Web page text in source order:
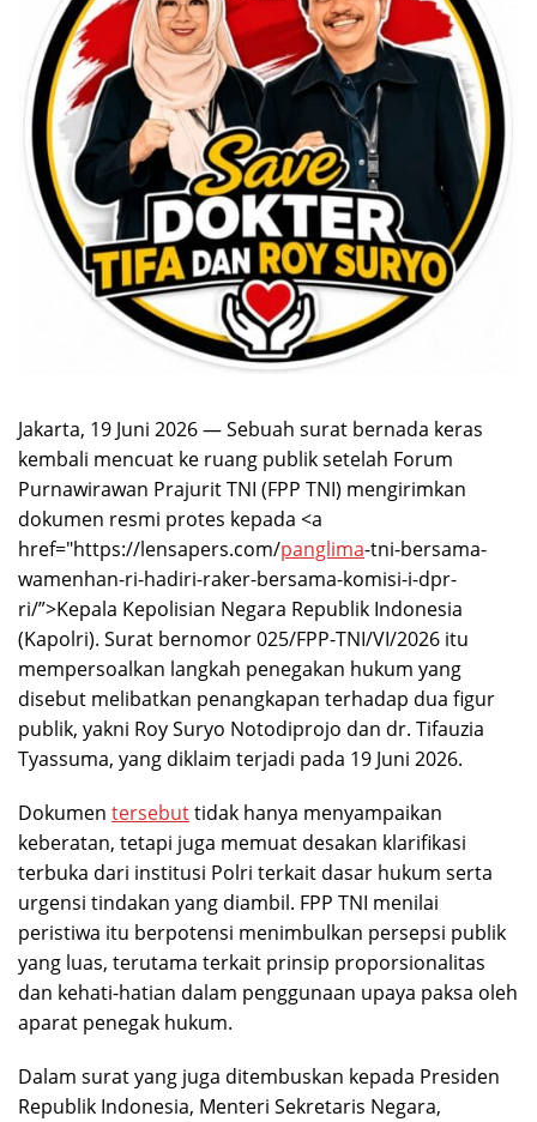
Jakarta, 19 Juni 2026 — Sebuah surat bernada keras
kembali mencuat ke ruang publik setelah Forum
Purnawirawan Prajurit TNI (FPP TNI) mengirimkan
dokumen resmi protes kepada <a
href="https://lensapers.com/panglima-tni-bersama-
wamenhan-ri-hadiri-raker-bersama-komisi-i-dpr-
ri/”>Kepala Kepolisian Negara Republik Indonesia
(Kapolri). Surat bernomor 025/FPP-TNI/VI/2026 itu
mempersoalkan langkah penegakan hukum yang
disebut melibatkan penangkapan terhadap dua figur
publik, yakni Roy Suryo Notodiprojo dan dr. Tifauzia
Tyassuma, yang diklaim terjadi pada 19 Juni 2026.
Dokumen tersebuttidak hanya menyampaikan
keberatan, tetapi juga memuat desakan klarifikasi
terbuka dari institusi Polri terkait dasar hukum serta
urgensi tindakan yang diambil. FPP TNI menilai
peristiwa itu berpotensi menimbulkan persepsi publik
yang luas, terutama terkait prinsip proporsionalitas
dan kehati-hatian dalam penggunaan upaya paksa oleh
aparat penegak hukum.
Dalam surat yang juga ditembuskan kepada Presiden
Republik Indonesia, Menteri Sekretaris Negara,